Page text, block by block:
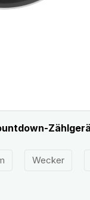
Wecker